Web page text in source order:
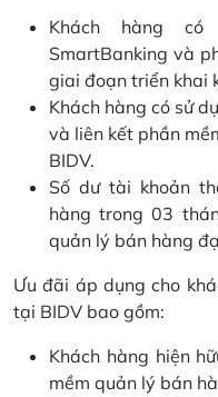
Khách hàng
SmartBanking và
giai đoạn triển khai
Khách hàng có sử
và liên kết phần
BIDV.
Số dư tài khoản
hàng trong 03
quản lý bán hàng
Ưu đãi áp dụng cho
tại BIDV bao gồm:
Khách hàng hiện
mềm quản lý bán